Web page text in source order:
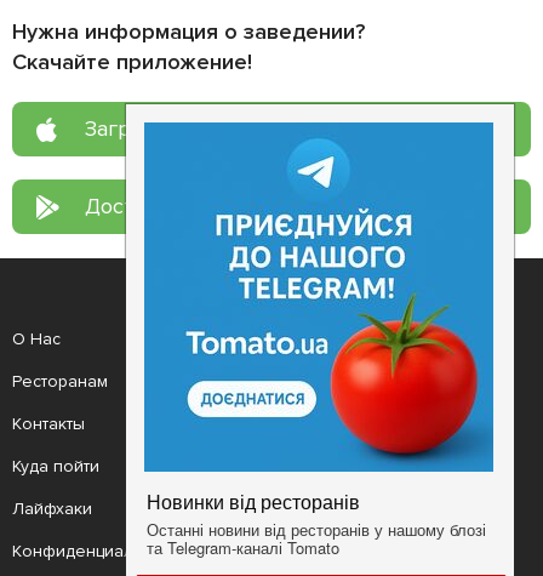
Нужна информация о заведении?
Скачайте приложение!
Загрузите в App Store
Доступно в Google Play
О Нас
Ресторанам
Контакты
Куда пойти
Лайфхаки
Конфиденциальность
Рецепт дня
Новости
Анонсы
Мобильное приложение
Условия